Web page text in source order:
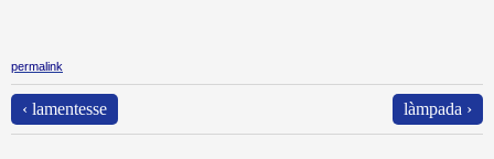
permalink
‹ lamentesse làmpada ›